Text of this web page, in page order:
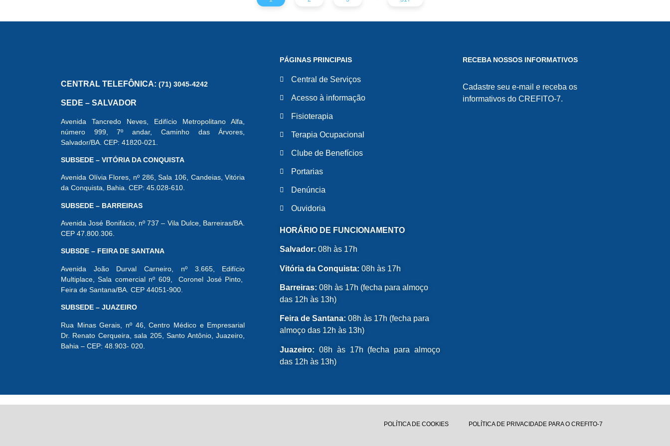
CENTRAL TELEFÔNICA: (71) 3045-4242
SEDE – SALVADOR
Avenida Tancredo Neves, Edifício Metropolitano Alfa,
número 999, 7º andar, Caminho das Árvores,
Salvador/BA. CEP: 41820-021.
SUBSEDE – VITÓRIA DA CONQUISTA
Avenida Olívia Flores, nº 286, Sala 106, Candeias, Vitória
da Conquista, Bahia. CEP: 45.028-610.
SUBSEDE – BARREIRAS
Avenida José Bonifácio, nº 737 – Vila Dulce, Barreiras/BA.
CEP 47.800.306.
SUBSDE – FEIRA DE SANTANA
Avenida João Durval Carneiro, nº 3.665, Edifício
Multiplace, Sala comercial nº 609, Coronel José Pinto,
Feira de Santana/BA. CEP 44051-900.
SUBSEDE – JUAZEIRO
Rua Minas Gerais, nº 46, Centro Médico e Empresarial
Dr. Renato Cerqueira, sala 205, Santo Antônio, Juazeiro,
Bahia – CEP: 48.903- 020.
PÁGINAS PRINCIPAIS
Central de Serviços
Acesso à informação
Fisioterapia
Terapia Ocupacional
Clube de Benefícios
Portarias
Denúncia
Ouvidoria
HORÁRIO DE FUNCIONAMENTO
Salvador: 08h às 17h
Vitória da Conquista: 08h às 17h
Barreiras: 08h às 17h (fecha para almoço
das 12h às 13h)
Feira de Santana: 08h às 17h (fecha para
almoço das 12h às 13h)
Juazeiro: 08h às 17h (fecha para almoço
das 12h às 13h)
RECEBA NOSSOS INFORMATIVOS
Cadastre seu e-mail e receba os
informativos do CREFITO-7.
POLÍTICA DE COOKIES POLÍTICA DE PRIVACIDADE PARA O CREFITO-7